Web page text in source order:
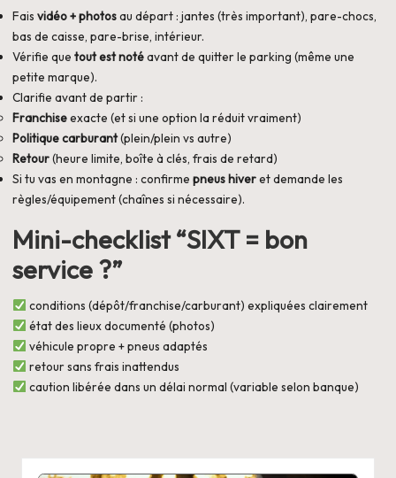
Faisvidéo + photosau départ : jantes (très important), pare-chocs,
bas de caisse, pare-brise, intérieur.
Vérifie quetout est notéavant de quitter le parking (même une
petite marque).
Clarifie avant de partir :
Franchiseexacte (et si une option la réduit vraiment)
Politique carburant(plein/plein vs autre)
Retour(heure limite, boîte à clés, frais de retard)
Si tu vas en montagne : confirmepneus hiveret demande les
règles/équipement (chaînes si nécessaire).
Mini-checklist “SIXT = bon
service ?”
conditions (dépôt/franchise/carburant) expliquées clairement
état des lieux documenté (photos)
véhicule propre + pneus adaptés
retour sans frais inattendus
caution libérée dans un délai normal (variable selon banque)